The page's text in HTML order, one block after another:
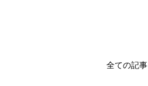
全ての記事